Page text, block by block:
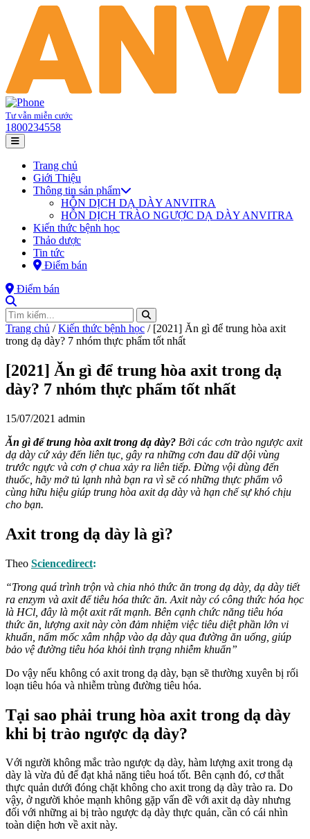
Tư vẫn miễn cước
1800234558
Trang chủ
Giới Thiệu
Thông tin sản phẩm
HỖN DỊCH DẠ DÀY ANVITRA
HỖN DỊCH TRÀO NGƯỢC DẠ DÀY ANVITRA
Kiến thức bệnh học
Thảo dược
Tin tức
Điểm bán
Điểm bán
Trang chủ /Kiến thức bệnh học / [2021] Ăn gì để trung hòa axit
trong dạ dày? 7 nhóm thực phẩm tốt nhất
[2021] Ăn gì để trung hòa axit trong dạ
dày? 7 nhóm thực phẩm tốt nhất
15/07/2021 admin
Ăn gì để trung hòa axit trong dạ dày? Bởi các cơn trào ngược axit
dạ dày cứ xảy đến liên tục, gây ra những cơn đau dữ dội vùng
trước ngực và cơn ợ chua xảy ra liên tiếp. Đừng vội dùng đến
thuốc, hãy mở tủ lạnh nhà bạn ra vì sẽ có những thực phẩm vô
cùng hữu hiệu giúp trung hòa axit dạ dày và hạn chế sự khó chịu
cho bạn.
Axit trong dạ dày là gì?
Theo Sciencedirect:
“Trong quá trình trộn và chia nhỏ thức ăn trong dạ dày, dạ dày tiết
ra enzym và axit để tiêu hóa thức ăn. Axit này có công thức hóa học
là HCl, đây là một axit rất mạnh. Bên cạnh chức năng tiêu hóa
thức ăn, lượng axit này còn đảm nhiệm việc tiêu diệt phần lớn vi
khuẩn, nấm mốc xâm nhập vào dạ dày qua đường ăn uống, giúp
bảo vệ đường tiêu hóa khỏi tình trạng nhiễm khuẩn”
Do vậy nếu không có axit trong dạ dày, bạn sẽ thường xuyên bị rối
loạn tiêu hóa và nhiễm trùng đường tiêu hóa.
Tại sao phải trung hòa axit trong dạ dày
khi bị trào ngược dạ dày?
Với người không mắc trào ngược dạ dày, hàm lượng axit trong dạ
dày là vừa đủ để đạt khả năng tiêu hoá tốt. Bên cạnh đó, cơ thắt
thực quản dưới đóng chặt không cho axit trong dạ dày trào ra. Do
vậy, ở người khỏe mạnh không gặp vấn đề với axit dạ dày nhưng
đối với những ai bị trào ngược dạ dày thực quản, cần có cái nhìn
toàn diện hơn về axit này.